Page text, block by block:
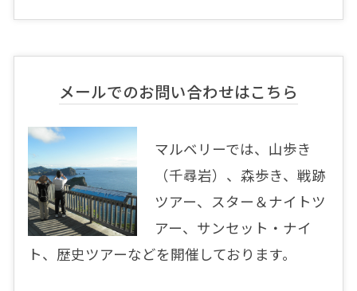
メールでのお問い合わせはこちら
マルベリーでは、山歩き
（千尋岩）、森歩き、戦跡
ツアー、スター＆ナイトツ
アー、サンセット・ナイ
ト、歴史ツアーなどを開催しております。